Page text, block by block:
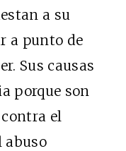
a su
a punto de
Sus causas
porque son
el
abuso